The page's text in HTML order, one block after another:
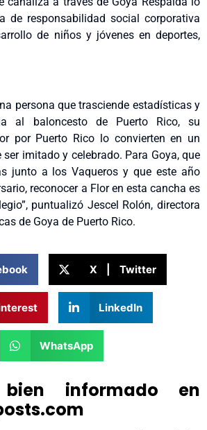
de responsabilidad social corporativa
de niños y jóvenes en deportes,
persona que trasciende estadísticas y
al baloncesto de Puerto Rico, su
por Puerto Rico lo convierten en un
ser imitado y celebrado. Para Goya, que
junto a los Vaqueros y que este año
reconocer a Flor en esta cancha es
puntualizó Jescel Rolón, directora
de Goya de Puerto Rico.
X | Twitter
LinkedIn
WhatsApp
bien informado en